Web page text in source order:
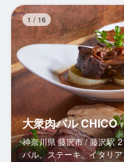
1 / 16
大衆肉バル CHICO
神奈川県 藤沢市 / 藤沢駅
バル、ステーキ、イタリ